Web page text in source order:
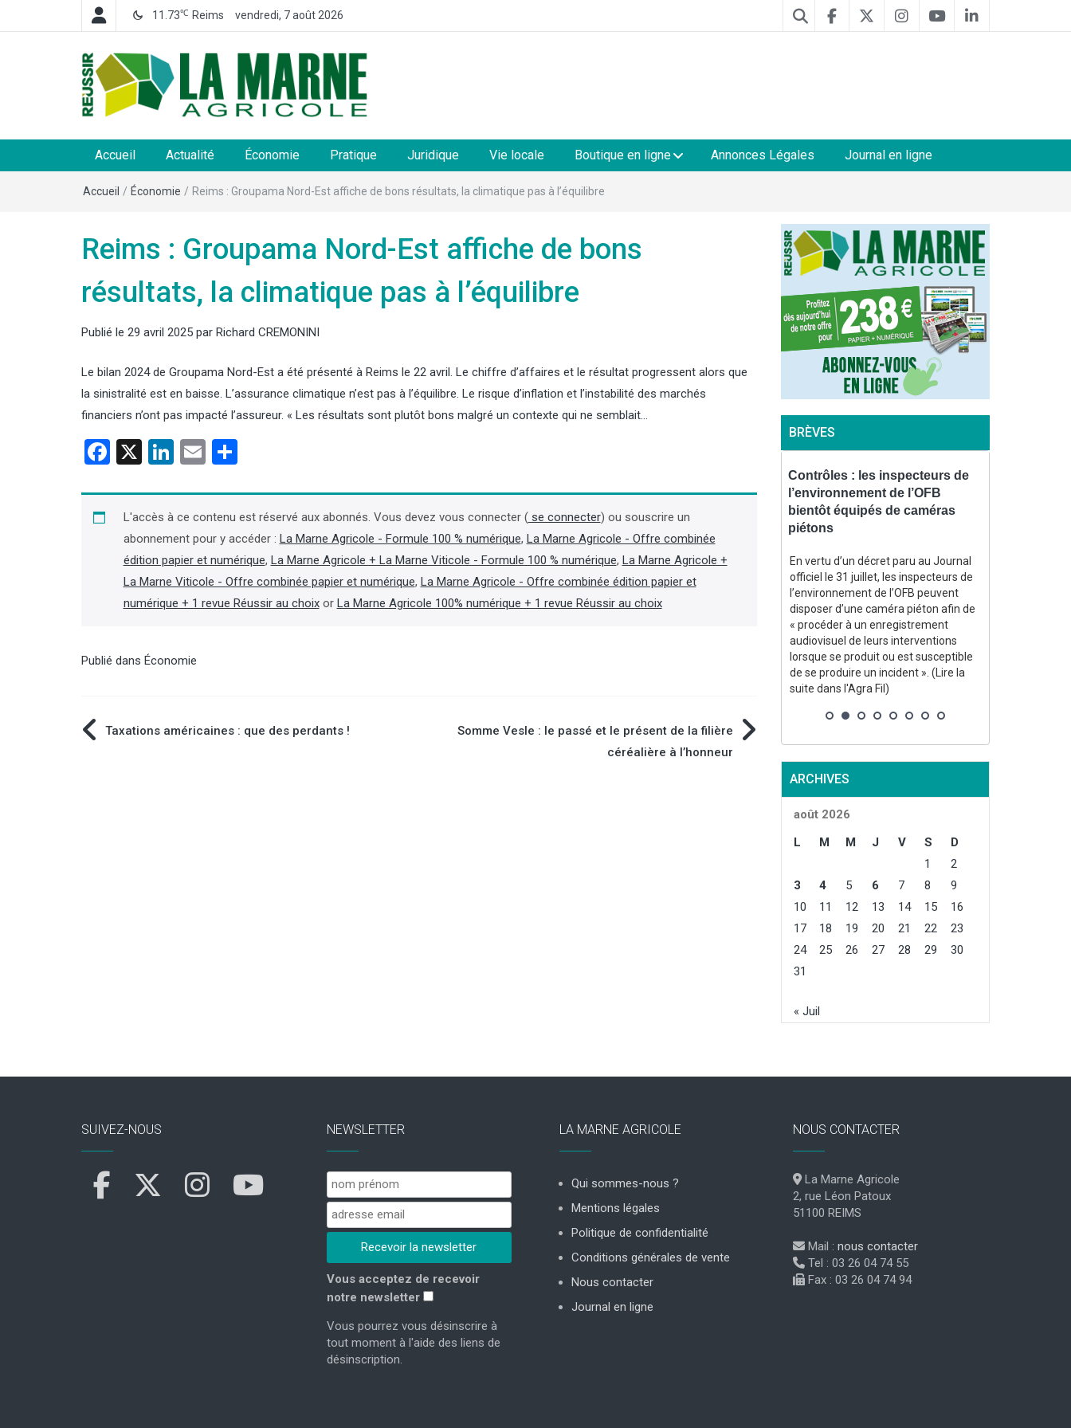
11.73℃ Reims vendredi, 7 août 2026
La Marne Agricole
et rurales
Accueil Actualité Économie Pratique Juridique Vie locale Boutique en ligne Annonces Légales Journal en ligne
Accueil / Économie / Reims : Groupama Nord-Est affiche de bons résultats, la climatique pas à l’équilibre
Reims : Groupama Nord-Est affiche de bons
résultats, la climatique pas à l’équilibre
Publié le 29 avril 2025 par Richard CREMONINI
Le bilan 2024 de Groupama Nord-Est a été présenté à Reims le 22 avril. Le chiffre d’affaires et le résultat progressent alors que
la sinistralité est en baisse. L’assurance climatique n’est pas à l’équilibre. Le risque d’inflation et l’instabilité des marchés
financiers n’ont pas impacté l’assureur. « Les résultats sont plutôt bons malgré un contexte qui ne semblait…
Facebook
X LinkedIn
Email
L'accès à ce contenu est réservé aux abonnés. Vous devez vous connecter (se connecter) ou souscrire un
abonnement pour y accéder : La Marne Agricole - Formule 100 % numérique, La Marne Agricole - Offre combinée
édition papier et numérique, La Marne Agricole + La Marne Viticole - Formule 100 % numérique, La Marne Agricole +
La Marne Viticole - Offre combinée papier et numérique, La Marne Agricole - Offre combinée édition papier et
numérique + 1 revue Réussir au choixor La Marne Agricole 100% numérique + 1 revue Réussir au choix
Publié dans Économie
Navigation
Taxations américaines : que des perdants !
Somme Vesle : le passé et le présent de la filière
céréalière à l’honneur
BRÈVES
accélérer les coupes dans les
forêts sinistrées de Gironde et
La ministre de l’Agriculture, Annie
Genevard, a chargé son
en application du code forestier,
de Jacques Jaouen, ancien
président de la chambre de
Bretagne
Ancien président de la chambre
d’agriculture du Finistère (2001-2019)
Bretagne (2007-2019), Jacques
Contrôles : les inspecteurs de
l’environnement de l’OFB
bientôt équipés de caméras
piétons
En vertu d’un décret paru au Journal
officiel le 31 juillet, les inspecteurs de
l’environnement de l’OFB peuvent
disposer d’une caméra piéton afin de
« procéder à un enregistrement
audiovisuel de leurs interventions
lorsque se produit ou est susceptible
de se produire un incident ». (Lire la
suite dans l'Agra Fil)
ARCHIVES
août 2026
L
M M J V S
D
1
2
3
4 5 6 7 8
9
10
11 12 13 14 15
16
17
18 19 20 21 22
23
24
25 26 27 28 29
30
31
« Juil
SUIVEZ-NOUS NEWSLETTER
Vous acceptez de recevoir
notre newsletter
Vous pourrez vous désinscrire à
tout moment à l'aide des liens de
désinscription.
LA MARNE AGRICOLE
Qui sommes-nous ?
Mentions légales
Politique de confidentialité
Conditions générales de vente
Nous contacter
Journal en ligne
NOUS CONTACTER
La Marne Agricole
2, rue Léon Patoux
51100 REIMS
Mail : nous contacter
Tel : 03 26 04 74 55
Fax : 03 26 04 74 94